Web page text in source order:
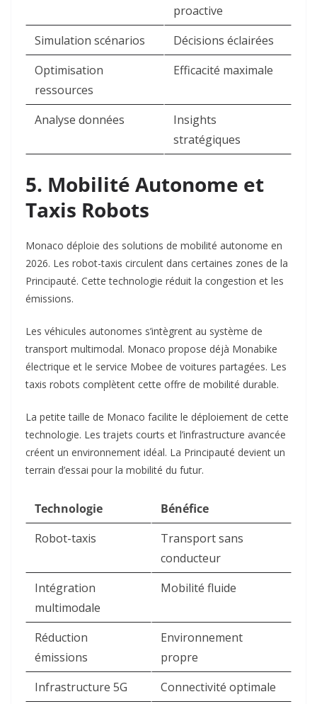
proactive
Simulation scénarios
Décisions éclairées
Optimisation
ressources
Efficacité maximale
Analyse données
Insights
stratégiques
5. Mobilité Autonome et
Taxis Robots
Monaco déploie des solutions de mobilité autonome en
2026. Les robot-taxis circulent dans certaines zones de la
Principauté. Cette technologie réduit la congestion et les
émissions.​
Les véhicules autonomes s’intègrent au système de
transport multimodal. Monaco propose déjà Monabike
électrique et le service Mobee de voitures partagées. Les
taxis robots complètent cette offre de mobilité durable.​
La petite taille de Monaco facilite le déploiement de cette
technologie. Les trajets courts et l’infrastructure avancée
créent un environnement idéal. La Principauté devient un
terrain d’essai pour la mobilité du futur.​
Technologie
Bénéfice
Robot-taxis
Transport sans
conducteur
Intégration
multimodale
Mobilité fluide
Réduction
émissions
Environnement
propre
Infrastructure 5G
Connectivité optimale